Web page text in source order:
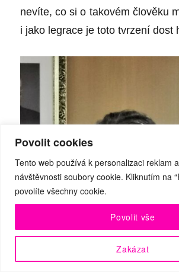
Povolit cookies
Tento web používá k personalizaci reklam
návštěvnosti soubory cookie. Kliknutím na
povolíte všechny cookie.
Zakázat
Povolit vše
nevíte, co si o takovém člověku
i jako legrace je toto tvrzení dost